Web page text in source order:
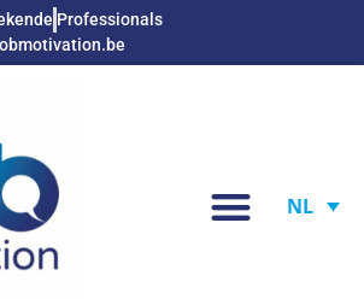
Professionals
NL